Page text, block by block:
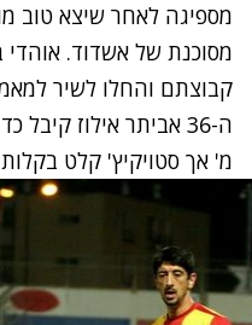
מספיגה לאחר שיצא טוב
מסוכנת של אשדוד.
קבוצתם והחלו לשיר
מ' אך סטויקיץ' קלט